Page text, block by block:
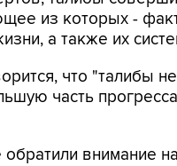
из которых -
а также их
что "талибы
часть
внимание